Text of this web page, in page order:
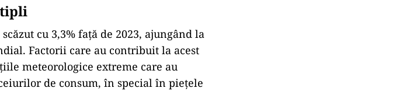
cu 3,3% față de 2023, ajungând la
Factorii care au contribuit la acest
meteorologice extreme care au
de consum, în special în piețele